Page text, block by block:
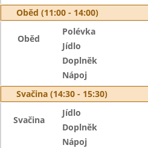
Oběd (11:00 - 14:00)
Oběd
Polévka
Jídlo
Doplněk
Nápoj
Svačina (14:30 - 15:30)
Svačina
Jídlo
Doplněk
Nápoj